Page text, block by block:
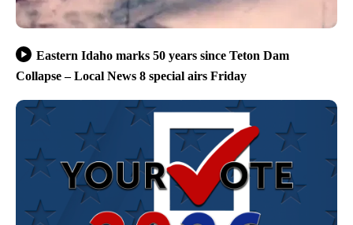
Eastern Idaho marks 50 years since Teton Dam
Collapse – Local News 8 special airs Friday